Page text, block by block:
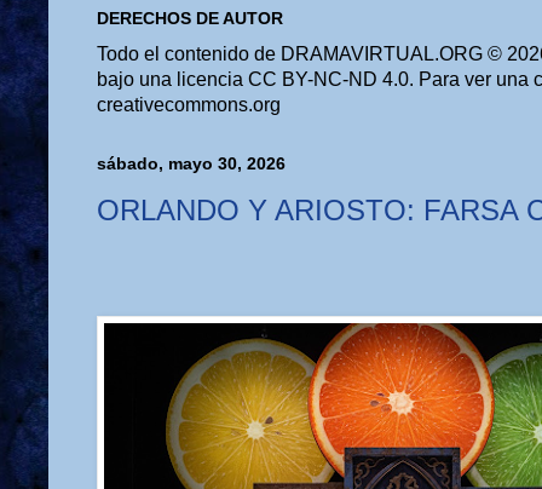
DERECHOS DE AUTOR
Todo el contenido de DRAMAVIRTUAL.ORG ©
bajo una licencia CC BY-NC-ND 4.0. Para ver una
creativecommons.org
sábado, mayo 30, 2026
ORLANDO Y ARIOSTO: FARSA